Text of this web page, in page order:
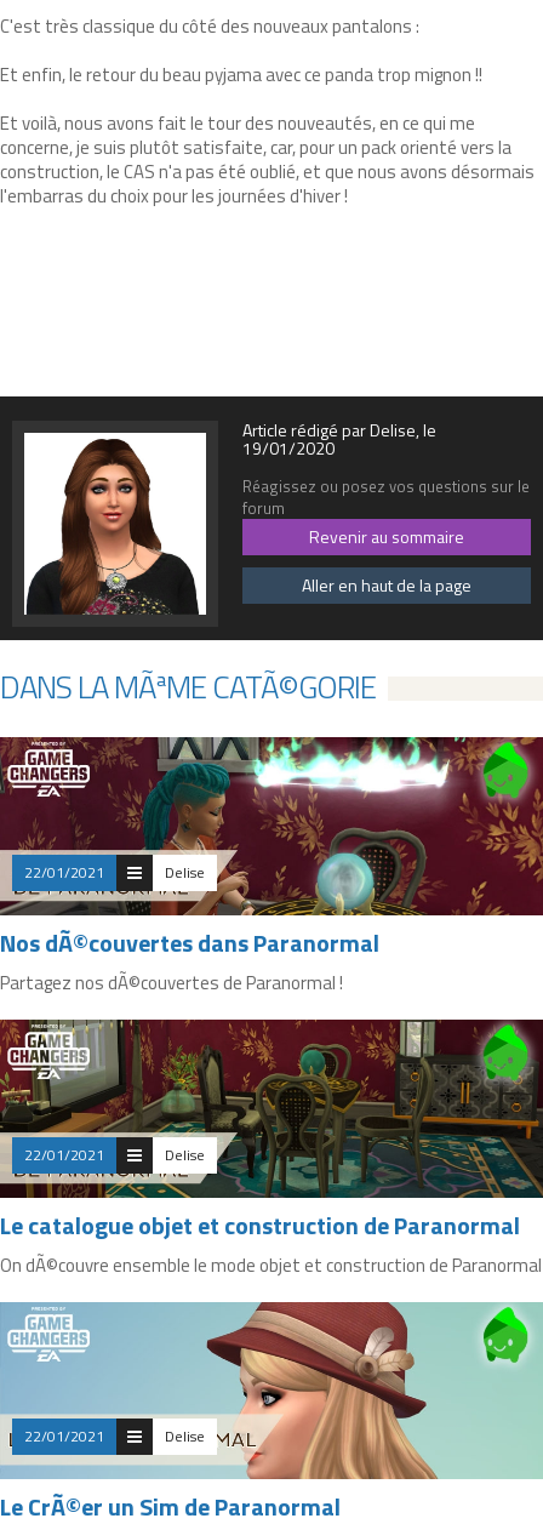
C'est très classique du côté des nouveaux pantalons :
Et enfin, le retour du beau pyjama avec ce panda trop mignon !!
Et voilà, nous avons fait le tour des nouveautés, en ce qui me
concerne, je suis plutôt satisfaite, car, pour un pack orienté vers la
construction, le CAS n'a pas été oublié, et que nous avons désormais
l'embarras du choix pour les journées d'hiver !
Article rédigé par Delise, le
19/01/2020
Réagissez ou posez vos questions sur le
forum
Revenir au sommaire
Aller en haut de la page
DANS LA MÃªME CATÃ©GORIE
22/01/2021 Delise
Nos dÃ©couvertes dans Paranormal
Partagez nos dÃ©couvertes de Paranormal !
22/01/2021 Delise
Le catalogue objet et construction de Paranormal
On dÃ©couvre ensemble le mode objet et construction de Paranormal
22/01/2021 Delise
Le CrÃ©er un Sim de Paranormal